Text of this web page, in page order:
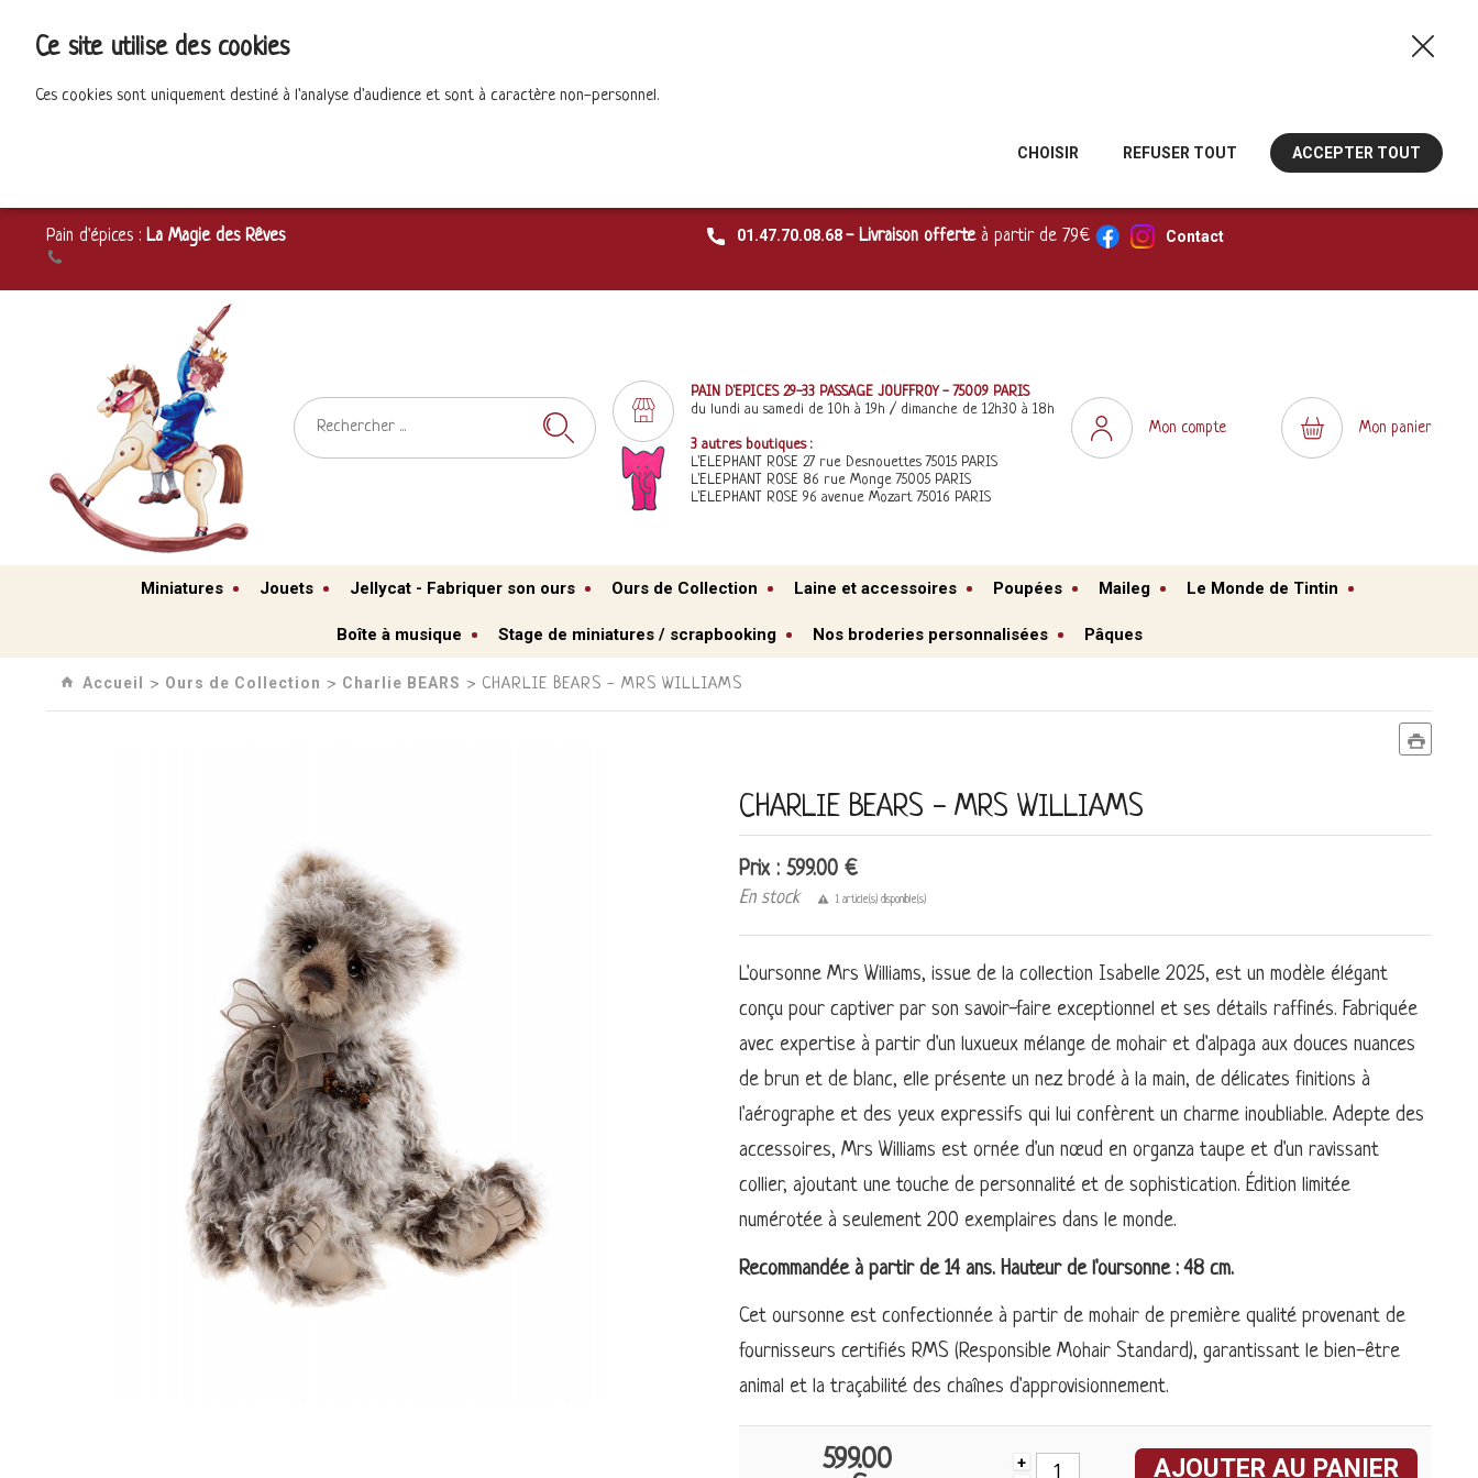
Pain d'épices : La Magie des Rêves 01.47.70.08.68- Livraison offerte à partir de 79€ Contact
PAIN D'EPICES 29-33 PASSAGE JOUFFROY - 75009 PARIS
du lundi au samedi de 10h à 19h / dimanche de 12h30 à 18h
3 autres boutiques :
L'ELEPHANT ROSE 27 rue Desnouettes 75015 PARIS
L'ELEPHANT ROSE 86 rue Monge 75005 PARIS
L'ELEPHANT ROSE 96 avenue Mozart 75016 PARIS
Mon compte Mon panier
Miniatures Jouets Jellycat - Fabriquer son ours Ours de Collection Laine et accessoires Poupées Maileg Le Monde de Tintin
Boîte à musique Stage de miniatures / scrapbooking Nos broderies personnalisées Pâques
Accueil › Ours de Collection › Charlie BEARS › CHARLIE BEARS - MRS WILLIAMS
CHARLIE BEARS - MRS WILLIAMS
Prix : 599.00 €
En stock 1 article(s) disponible(s)
L'oursonne Mrs Williams, issue de la collection Isabelle 2025, est un modèle élégant
conçu pour captiver par son savoir-faire exceptionnel et ses détails raffinés. Fabriquée
avec expertise à partir d'un luxueux mélange de mohair et d'alpaga aux douces nuances
de brun et de blanc, elle présente un nez brodé à la main, de délicates finitions à
l'aérographe et des yeux expressifs qui lui confèrent un charme inoubliable. Adepte des
accessoires, Mrs Williams est ornée d'un nœud en organza taupe et d'un ravissant
collier, ajoutant une touche de personnalité et de sophistication. Édition limitée
numérotée à seulement 200 exemplaires dans le monde.
Recommandée à partir de 14 ans. Hauteur de l'oursonne : 48 cm.
Cet oursonne est confectionnée à partir de mohair de première qualité provenant de
fournisseurs certifiés RMS (Responsible Mohair Standard), garantissant le bien-être
animal et la traçabilité des chaînes d'approvisionnement.
599.00
+
AJOUTER AU PANIER
Ce site utilise des cookies
Ces cookies sont uniquement destiné à l'analyse d'audience et sont à caractère non-personnel.
CHOISIR REFUSER TOUT ACCEPTER TOUT